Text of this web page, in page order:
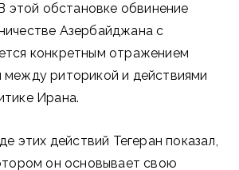
этой обстановке обвинение
Азербайджана с
конкретным отражением
между риторикой и действиями
Ирана.
этих действий Тегеран показал,
он основывает свою